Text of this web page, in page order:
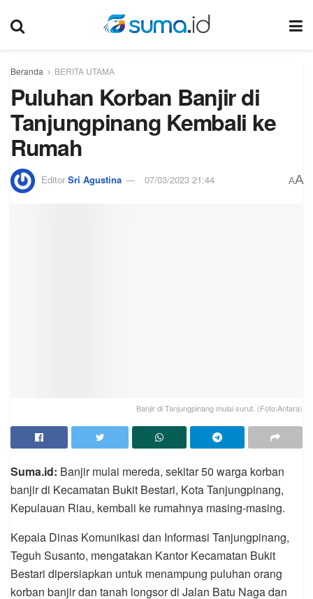
Beranda BERITA UTAMA
Puluhan Korban Banjir di
Tanjungpinang Kembali ke
Rumah
Editor Sri Agustina 07/03/2023 21:44 AA
Banjir di Tanjungpinang mulai surut. (Foto:Antara)
Suma.id: Banjir mulai mereda, sekitar 50 warga korban
banjir di Kecamatan Bukit Bestari, Kota Tanjungpinang,
Kepulauan Riau, kembali ke rumahnya masing-masing.
Kepala Dinas Komunikasi dan Informasi Tanjungpinang,
Teguh Susanto, mengatakan Kantor Kecamatan Bukit
Bestari dipersiapkan untuk menampung puluhan orang
korban banjir dan tanah longsor di Jalan Batu Naga dan